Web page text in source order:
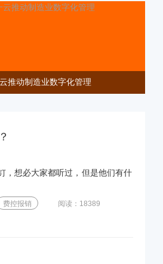
推动制造业数字化管理
，想必大家都听过，但是他们有什
费控报销 阅读：18389